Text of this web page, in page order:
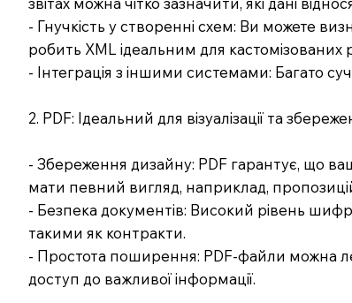
- Гнучкість у створенні схем: Ви можете
робить XML ідеальним для кастомізованих
- Інтеграція з іншими системами: Багато
2. PDF: Ідеальний для візуалізації та
- Збереження дизайну: PDF гарантує, що
мати певний вигляд, наприклад,
- Безпека документів: Високий рівень
такими як контракти.
- Простота поширення: PDF-файли можна
доступ до важливої інформації.